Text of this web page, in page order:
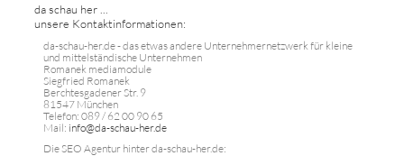
da schau her ...
unsere Kontaktinformationen:
da-schau-her.de - das etwas andere Unternehmernetzwerk für kleine
und mittelständische Unternehmen
Romanek mediamodule
Siegfried Romanek
Berchtesgadener Str. 9
81547 München
Telefon: 089 / 62 00 90 65
Mail: info@da-schau-her.de
Die SEO Agentur hinter da-schau-her.de: